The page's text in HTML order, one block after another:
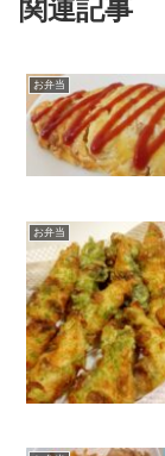
関連記事
お弁当
お弁当